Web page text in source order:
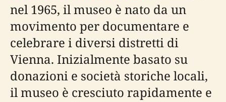
nel 1965, il museo è nato da un
movimento per documentare e
celebrare i diversi distretti di
Vienna. Inizialmente basato su
donazioni e società storiche locali,
il museo è cresciuto rapidamente e